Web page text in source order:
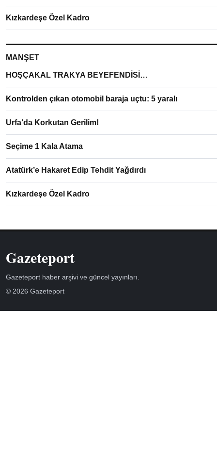
Kızkardeşe Özel Kadro
MANŞET
HOŞÇAKAL TRAKYA BEYEFENDİSİ…
Kontrolden çıkan otomobil baraja uçtu: 5 yaralı
Urfa’da Korkutan Gerilim!
Seçime 1 Kala Atama
Atatürk’e Hakaret Edip Tehdit Yağdırdı
Kızkardeşe Özel Kadro
Gazeteport
Gazeteport haber arşivi ve güncel yayınları.
© 2026 Gazeteport